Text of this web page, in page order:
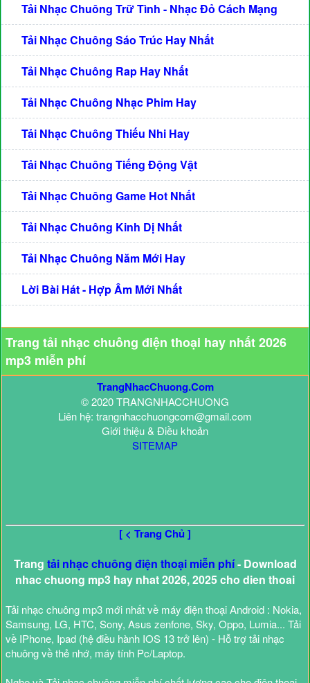
Tải Nhạc Chuông Trữ Tình - Nhạc Đỏ Cách Mạng
Tải Nhạc Chuông Sáo Trúc Hay Nhất
Tải Nhạc Chuông Rap Hay Nhất
Tải Nhạc Chuông Nhạc Phim Hay
Tải Nhạc Chuông Thiếu Nhi Hay
Tải Nhạc Chuông Tiếng Động Vật
Tải Nhạc Chuông Game Hot Nhất
Tải Nhạc Chuông Kinh Dị Nhất
Tải Nhạc Chuông Năm Mới Hay
Lời Bài Hát - Hợp Âm Mới Nhất
Trang tải nhạc chuông điện thoại hay nhất 2026
mp3 miễn phí
TrangNhacChuong.Com
© 2020 TRANGNHACCHUONG
Liên hệ: trangnhacchuongcom@gmail.com
Giới thiệu & Điều khoản
SITEMAP
[ < Trang Chủ ]
Trang tải nhạc chuông điện thoại miễn phí- Download
nhac chuong mp3 hay nhat 2026, 2025 cho dien thoai
Tải nhạc chuông mp3 mới nhất về máy điện thoại Android : Nokia,
Samsung, LG, HTC, Sony, Asus zenfone, Sky, Oppo, Lumia... Tải
về IPhone, Ipad (hệ điều hành IOS 13 trở lên) - Hỗ trợ tải nhạc
chuông về thẻ nhớ, máy tính Pc/Laptop.